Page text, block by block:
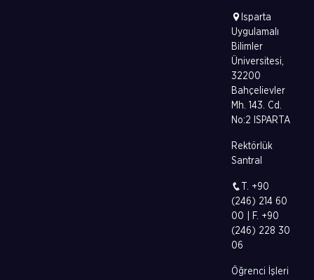
Isparta
Uygulamalı
Bilimler
Üniversitesi,
32200
Bahçelievler
Mh. 143. Cd.
No:2 ISPARTA
Rektörlük
Santral
T. +90
(246) 214 60
00 | F. +90
(246) 228 30
06
Öğrenci İşleri